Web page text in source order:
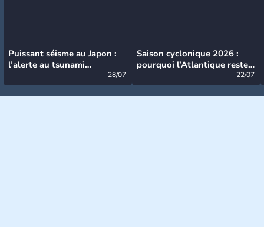
Puissant séisme au Japon :
l’alerte au tsunami
28/07
Saison cyclonique 2026 :
pourquoi l’Atlantique reste
22/07